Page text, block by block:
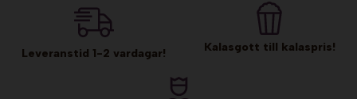
Leveranstid 1-2 vardagar! Kalasgott till kalaspris!